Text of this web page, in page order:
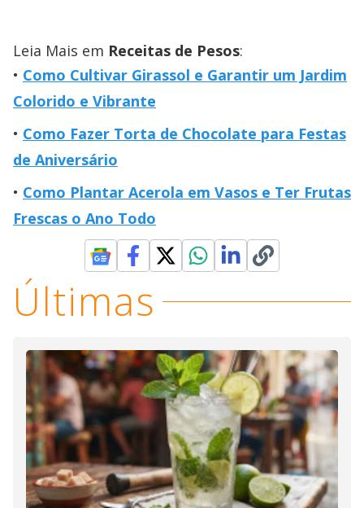
Leia Mais em Receitas de Pesos:
Como Cultivar Girassol e Garantir um Jardim
Colorido e Vibrante
Como Fazer Torta de Chocolate para Festas
de Aniversário
Como Plantar Acerola em Vasos e Ter Frutas
Frescas o Ano Todo
Últimas